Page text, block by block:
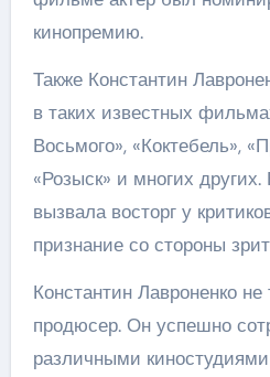
кинопремию.
Также Константин
в таких известных
Восьмого», «Коктебель»,
«Розыск» и многих других.
вызвала восторг у
признание со стороны
Константин Лавроненко не
продюсер. Он успешно
различными